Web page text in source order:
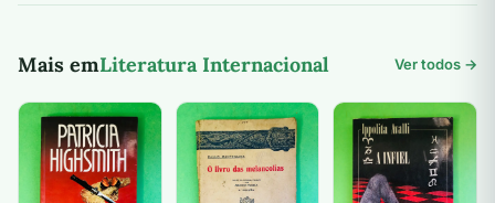
Mais emLiteratura Internacional Ver todos →